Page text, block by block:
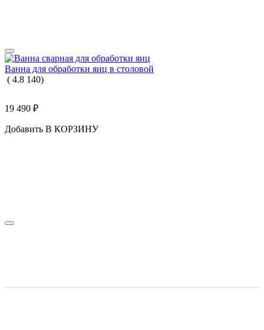
Ванна для обработки яиц в столовой
( 4.8 140)
19 490 ₽
Добавить В КОРЗИНУ